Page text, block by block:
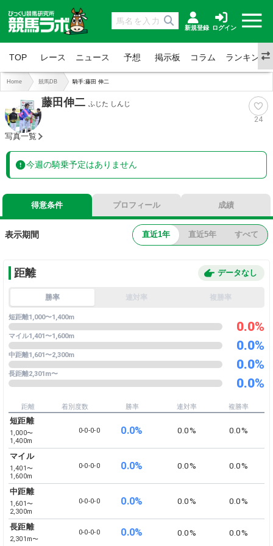
新規登録 ログイン
TOP レース ニュース 予想 掲示板 コラム ランキング
Home 競馬DB 騎手:藤田 伸二
写真一覧
藤田伸二 ふじた しんじ
24
今週の騎乗予定はありません
得意条件 プロフィール 成績
表示期間 直近1年 直近5年 すべて
距離 データなし
勝率 連対率 複勝率
短距離1,000〜1,400m
0.0%
マイル1,401〜1,600m
0.0%
中距離1,601〜2,300m
0.0%
長距離2,301m〜
0.0%
距離 着別度数 勝率 連対率 複勝率
短距離
1,000〜
1,400m
0-​0-​0-​0 0.0% 0.0% 0.0%
マイル
1,401〜
1,600m
0-​0-​0-​0 0.0% 0.0% 0.0%
中距離
1,601〜
2,300m
0-​0-​0-​0 0.0% 0.0% 0.0%
長距離
2,301m〜
0-​0-​0-​0 0.0% 0.0% 0.0%